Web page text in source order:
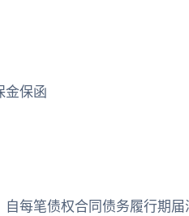
金保函
每笔债权合同债务履行期